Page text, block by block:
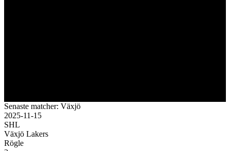
Senaste matcher: Växjö
2025-11-15
SHL
Växjö Lakers
Rögle